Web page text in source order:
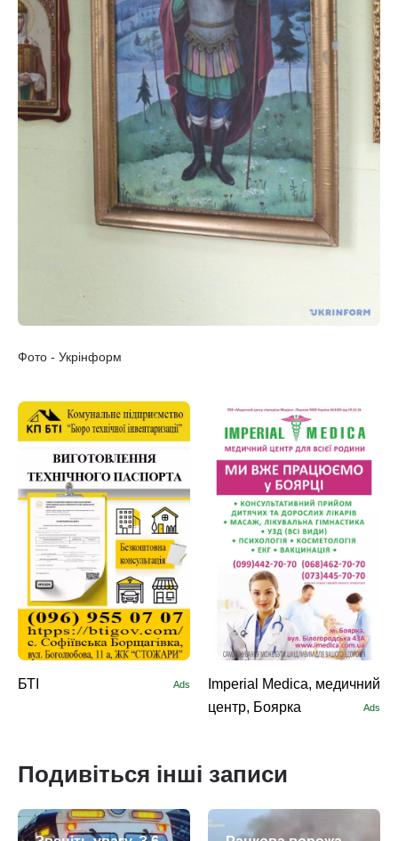
Фото - Укрінформ
БТІ Ads
Imperial Medica, медичний
центр, Боярка
Ads
Подивіться інші записи